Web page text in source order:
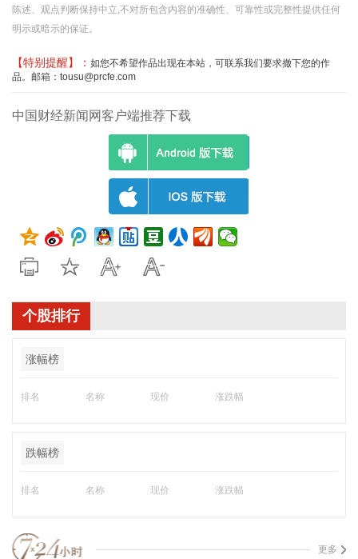
陈述、观点判断保持中立,不对所包含内容的准确性、可靠性或完整性提供任何
明示或暗示的保证。
【特别提醒】： 如您不希望作品出现在本站，可联系我们要求撤下您的作
品。邮箱：tousu@prcfe.com
中国财经新闻网客户端推荐下载
个股排行
涨幅榜
排名 名称 现价 涨跌幅
跌幅榜
排名 名称 现价 涨跌幅
更多